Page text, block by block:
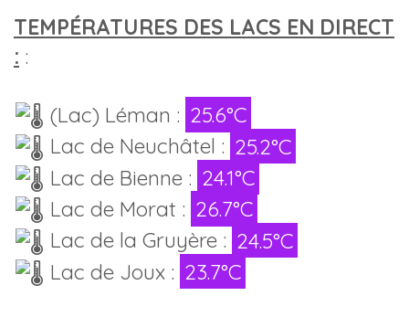
TEMPÉRATURES DES LACS EN DIRECT
: :
(Lac) Léman : 25.6°C
Lac de Neuchâtel : 25.2°C
Lac de Bienne : 24.1°C
Lac de Morat : 26.7°C
Lac de la Gruyère : 24.5°C
Lac de Joux : 23.7°C